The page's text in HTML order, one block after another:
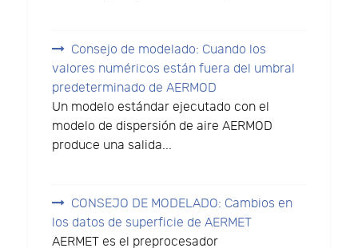
Consejo de modelado: Cuando los
valores numéricos están fuera del umbral
predeterminado de AERMOD
Un modelo estándar ejecutado con el
modelo de dispersión de aire AERMOD
produce una salida...
CONSEJO DE MODELADO: Cambios en
los datos de superficie de AERMET
AERMET es el preprocesador